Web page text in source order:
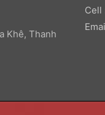
Khê, Thanh
Cell